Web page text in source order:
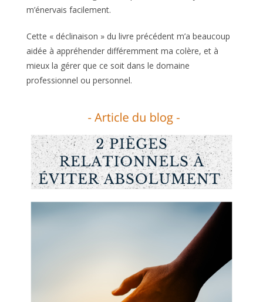
Les ressources insoupçonnées de la colère.
À l’époque où j’ai découvert la CNV, je débutais
l’enseignement dans un collège REP. J’éprouvais des
difficultés à enseigner à un public difficile et je
m’énervais facilement.
Cette « déclinaison » du livre précédent m’a beaucoup